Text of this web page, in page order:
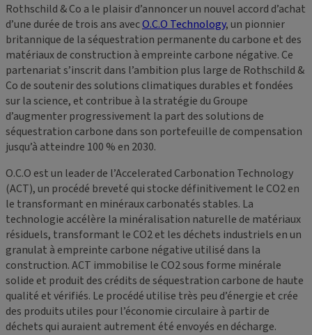
Rothschild & Co a le plaisir d’annoncer un nouvel accord d’achat
d’une durée de trois ans avecO.C.O Technology, un pionnier
britannique de la séquestration permanente du carbone et des
matériaux de construction à empreinte carbone négative. Ce
partenariat s’inscrit dans l’ambition plus large de Rothschild &
Co de soutenir des solutions climatiques durables et fondées
sur la science, et contribue à la stratégie du Groupe
d’augmenter progressivement la part des solutions de
séquestration carbone dans son portefeuille de compensation
jusqu’à atteindre 100 % en 2030.
O.C.O est un leader de l’Accelerated Carbonation Technology
(ACT), un procédé breveté qui stocke définitivement le CO2 en
le transformant en minéraux carbonatés stables. La
technologie accélère la minéralisation naturelle de matériaux
résiduels, transformant le CO2 et les déchets industriels en un
granulat à empreinte carbone négative utilisé dans la
construction. ACT immobilise le CO2 sous forme minérale
solide et produit des crédits de séquestration carbone de haute
qualité et vérifiés. Le procédé utilise très peu d’énergie et crée
des produits utiles pour l’économie circulaire à partir de
déchets qui auraient autrement été envoyés en décharge.